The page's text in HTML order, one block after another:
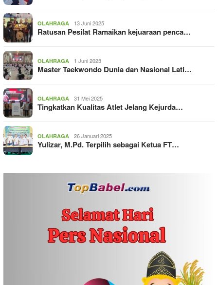
OLAHRAGA 13 Juni 2025
Ratusan Pesilat Ramaikan kejuaraan penca…
OLAHRAGA 1 Juni 2025
Master Taekwondo Dunia dan Nasional Lati…
OLAHRAGA 31 Mei 2025
Tingkatkan Kualitas Atlet Jelang Kejurda…
OLAHRAGA 26 Januari 2025
Yulizar, M.Pd. Terpilih sebagai Ketua FT…